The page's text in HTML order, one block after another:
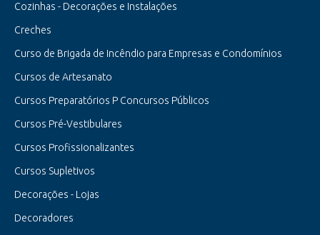
Cozinhas - Decorações e Instalações
Creches
Curso de Brigada de Incêndio para Empresas e Condomínios
Cursos de Artesanato
Cursos Preparatórios P Concursos Públicos
Cursos Pré-Vestibulares
Cursos Profissionalizantes
Cursos Supletivos
Decorações - Lojas
Decoradores